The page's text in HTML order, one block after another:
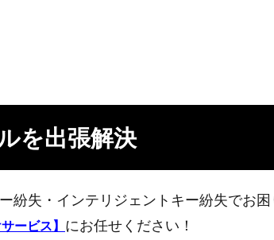
を出張解決
紛失・インテリジェントキー紛失でお
ービス】 にお任せください！